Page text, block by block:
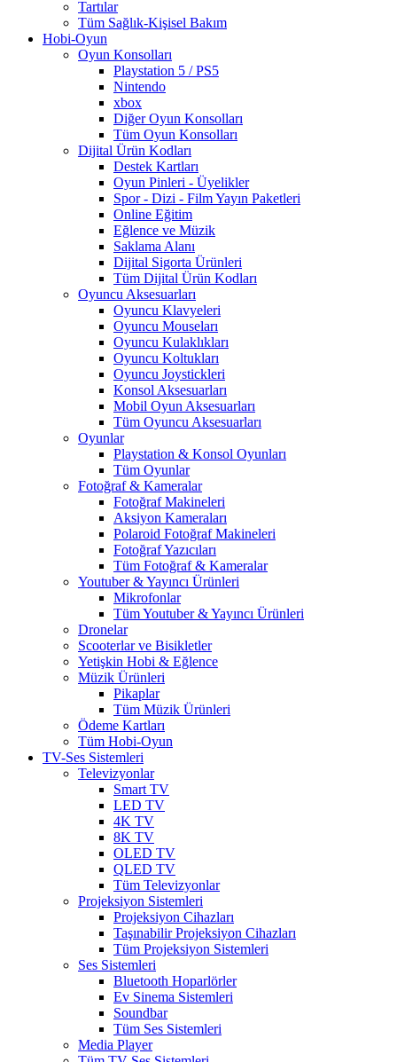
Tartılar
Tüm Sağlık-Kişisel Bakım
Hobi-Oyun
Oyun Konsolları
Playstation 5 / PS5
Nintendo
xbox
Diğer Oyun Konsolları
Tüm Oyun Konsolları
Dijital Ürün Kodları
Destek Kartları
Oyun Pinleri - Üyelikler
Spor - Dizi - Film Yayın Paketleri
Online Eğitim
Eğlence ve Müzik
Saklama Alanı
Dijital Sigorta Ürünleri
Tüm Dijital Ürün Kodları
Oyuncu Aksesuarları
Oyuncu Klavyeleri
Oyuncu Mouseları
Oyuncu Kulaklıkları
Oyuncu Koltukları
Oyuncu Joystickleri
Konsol Aksesuarları
Mobil Oyun Aksesuarları
Tüm Oyuncu Aksesuarları
Oyunlar
Playstation & Konsol Oyunları
Tüm Oyunlar
Fotoğraf & Kameralar
Fotoğraf Makineleri
Aksiyon Kameraları
Polaroid Fotoğraf Makineleri
Fotoğraf Yazıcıları
Tüm Fotoğraf & Kameralar
Youtuber & Yayıncı Ürünleri
Mikrofonlar
Tüm Youtuber & Yayıncı Ürünleri
Dronelar
Scooterlar ve Bisikletler
Yetişkin Hobi & Eğlence
Müzik Ürünleri
Pikaplar
Tüm Müzik Ürünleri
Ödeme Kartları
Tüm Hobi-Oyun
TV-Ses Sistemleri
Televizyonlar
Smart TV
LED TV
4K TV
8K TV
OLED TV
QLED TV
Tüm Televizyonlar
Projeksiyon Sistemleri
Projeksiyon Cihazları
Taşınabilir Projeksiyon Cihazları
Tüm Projeksiyon Sistemleri
Ses Sistemleri
Bluetooth Hoparlörler
Ev Sinema Sistemleri
Soundbar
Tüm Ses Sistemleri
Media Player